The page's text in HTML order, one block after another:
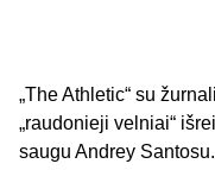
„The Athletic“ su
„raudonieji velniai“
saugu Andrey Santosu.